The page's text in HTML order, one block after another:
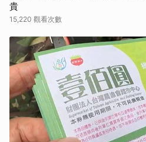
貴
15,220 觀看次數